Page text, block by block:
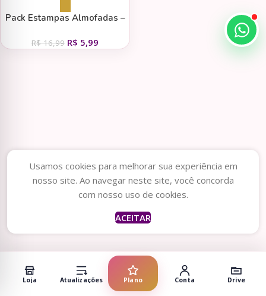
Pack Estampas Almofadas –
R$16,99 R$ 5,99
Usamos cookies para melhorar sua experiência em
nosso site. Ao navegar neste site, você concorda
com nosso uso de cookies.
ACEITAR
Loja Atualizações Plano Conta Drive